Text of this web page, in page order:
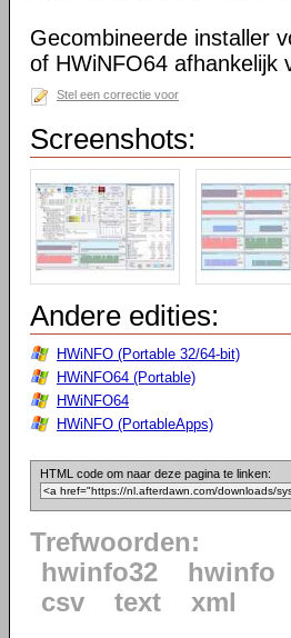
Gecombineerde installer
of HWiNFO64 afhankelijk
Stel een correctie voor
Screenshots:
Andere edities:
HWiNFO (Portable 32/64-bit)
HWiNFO64 (Portable)
HWiNFO64
HWiNFO (PortableApps)
HTML code om naar deze pagina te linken:
Trefwoorden:
hwinfo32
hwinfo
csv
text xml